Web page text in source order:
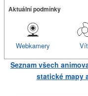
Aktuální podmínky
Webkamery
Seznam všech
statické mapy